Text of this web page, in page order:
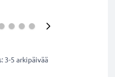
3-5 arkipäivää